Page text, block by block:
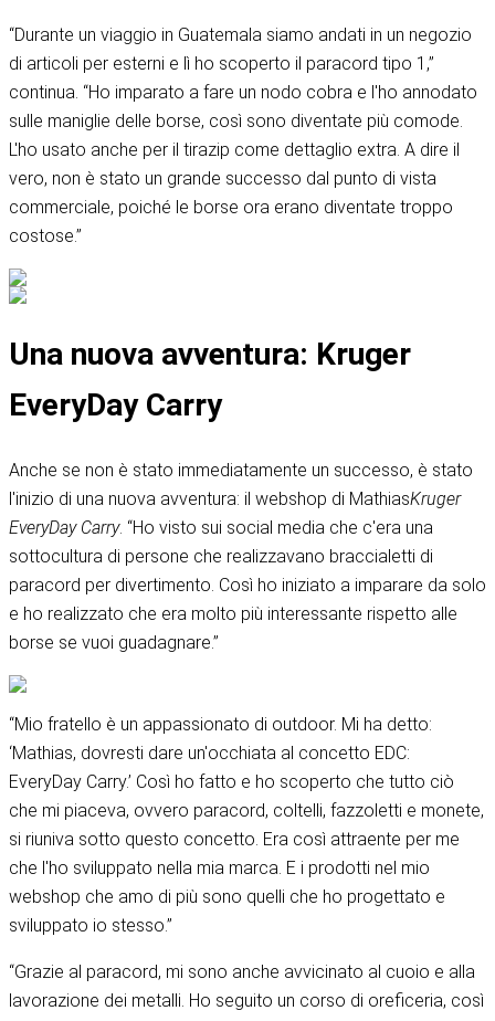
“Durante un viaggio in Guatemala siamo andati in un negozio
di articoli per esterni e lì ho scoperto il paracord tipo 1,”
continua. “Ho imparato a fare un nodo cobra e l'ho annodato
sulle maniglie delle borse, così sono diventate più comode.
L'ho usato anche per il tirazip come dettaglio extra. A dire il
vero, non è stato un grande successo dal punto di vista
commerciale, poiché le borse ora erano diventate troppo
costose.”
Una nuova avventura: Kruger
EveryDay Carry
Anche se non è stato immediatamente un successo, è stato
l'inizio di una nuova avventura: il webshop di MathiasKruger
EveryDay Carry. “Ho visto sui social media che c'era una
sottocultura di persone che realizzavano braccialetti di
paracord per divertimento. Così ho iniziato a imparare da solo
e ho realizzato che era molto più interessante rispetto alle
borse se vuoi guadagnare.”
“Mio fratello è un appassionato di outdoor. Mi ha detto:
‘Mathias, dovresti dare un'occhiata al concetto EDC:
EveryDay Carry.’ Così ho fatto e ho scoperto che tutto ciò
che mi piaceva, ovvero paracord, coltelli, fazzoletti e monete,
si riuniva sotto questo concetto. Era così attraente per me
che l'ho sviluppato nella mia marca. E i prodotti nel mio
webshop che amo di più sono quelli che ho progettato e
sviluppato io stesso.”
“Grazie al paracord, mi sono anche avvicinato al cuoio e alla
lavorazione dei metalli. Ho seguito un corso di oreficeria, così